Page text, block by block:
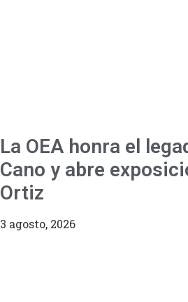
La OEA honra el
Cano y abre
Ortiz
3 agosto, 2026